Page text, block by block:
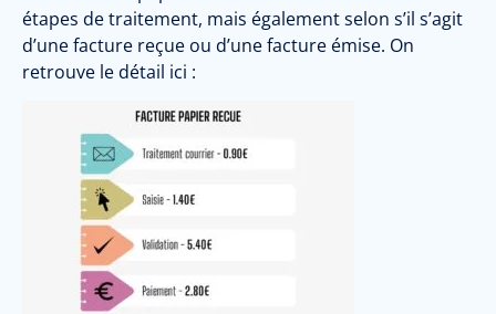
étapes de traitement, mais également selon s’il s’agit
d’une facture reçue ou d’une facture émise. On
retrouve le détail ici :